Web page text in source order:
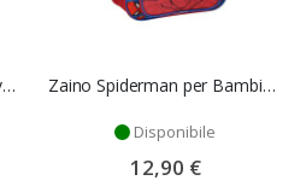
Funko POP! Marvel Gamerverse Spider-Man 9,5 cm Zaino Spiderman per Bambini 26x4x32 cm
Disponibile
12,90 €